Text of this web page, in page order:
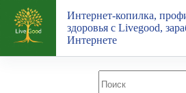
Перейти
сути
Интернет-копилка,
здоровья с Livegood,
Интернете